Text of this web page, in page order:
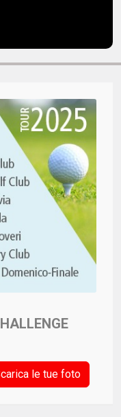
le tue foto